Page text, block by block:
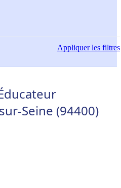
Appliquerles filtres
Seine (94400)